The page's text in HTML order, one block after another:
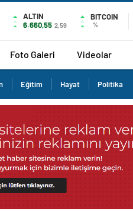
ALTIN
6.660,55 2,59
BITCOIN
%
Foto Galeri Videolar
Eğitim Hayat Politika